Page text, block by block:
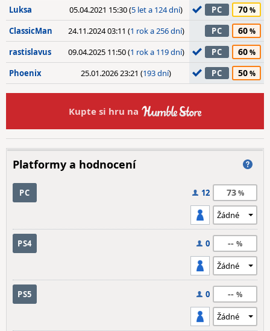
Luksa 05.04.2021 15:30 (5 let a 124 dní) PC 70
ClassicMan 24.11.2024 03:11 (1 rok a 256 dní) PC 60
rastislavus 09.04.2025 11:50 (1 rok a 119 dní) PC 60
Phoenix 25.01.2026 23:21 (193 dní) PC 50
Kupte si hru na
Platformy a hodnocení
PC 12 73
PS4 0 --
PS5 0 --